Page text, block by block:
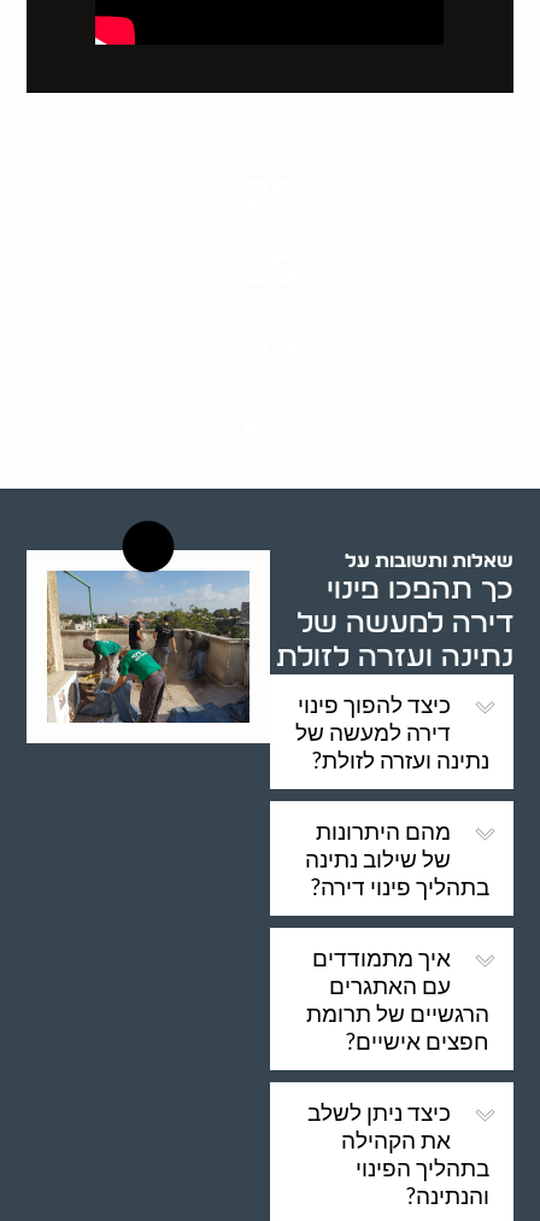
שאלות ותשובות על
כך תהפכו פינוי
דירה למעשה של
נתינה ועזרה לזולת
כיצד להפוך פינוי
דירה למעשה של
נתינה ועזרה לזולת?
מהם היתרונות
של שילוב נתינה
בתהליך פינוי דירה?
איך מתמודדים
עם האתגרים
הרגשיים של תרומת
חפצים אישיים?
כיצד ניתן לשלב
את הקהילה
בתהליך הפינוי
והנתינה?